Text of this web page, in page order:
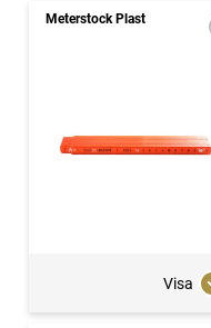
Meterstock Plast
Visa